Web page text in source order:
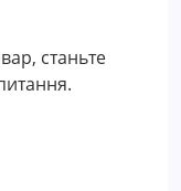
станьте